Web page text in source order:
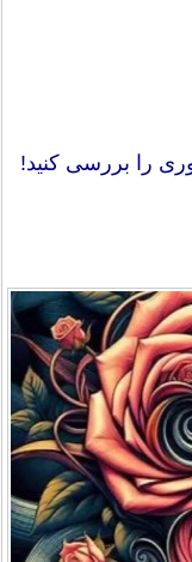
را بررسی کنید!